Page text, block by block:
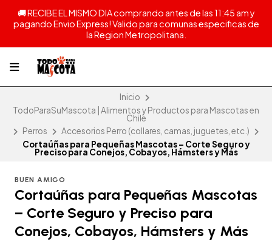
🚚 RECIBE EL MISMO DIA comprando antes de las 11:45 am y
pagando Envio Express! Valido para comunas especificas de
la Region Metropolitana.
Inicio
TodoParaSuMascota | Alimentos y Productos para Mascotas en
Chile
Perros
Accesorios Perro (collares, camas, juguetes, etc.)
Cortaúñas para Pequeñas Mascotas – Corte Seguro y
Preciso para Conejos, Cobayos, Hámsters y Más
BUEN AMIGO
Cortaúñas para Pequeñas Mascotas
– Corte Seguro y Preciso para
Conejos, Cobayos, Hámsters y Más